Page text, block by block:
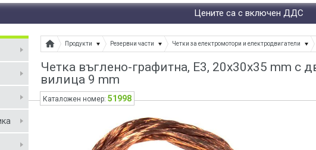
Цените са с включен ДДС
Продукти Резервни части Четки за електромотори и електродвигатели
Четка въглено-графитна, E3, 20x30x35 mm с
вилица 9 mm
Каталожен номер: 51998